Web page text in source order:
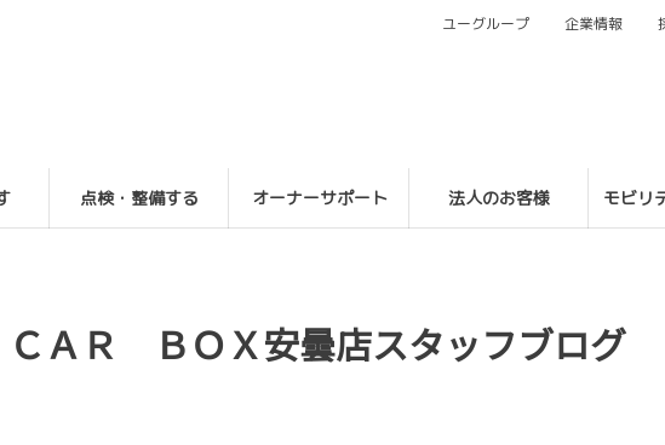
点検・整備する オーナーサポート 法人のお客様 モビリ
ユーグループ 企業情報
ＡＲ ＢＯＸ安曇店スタッフブログ